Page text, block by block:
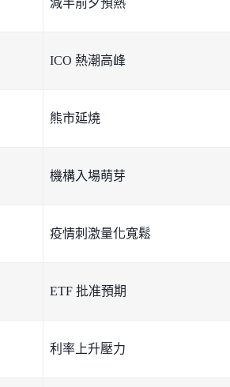
ICO 熱潮高峰
熊市延燒
機構入場萌芽
疫情刺激量化寬鬆
ETF 批准預期
利率上升壓力